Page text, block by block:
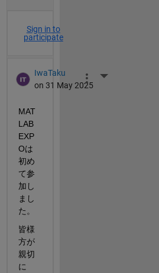
Sign in to
participate
IwaTaku
on 31 May 2025
More Actions
MAT
LAB
EXP
Oは
初め
て参
加し
まし
た。
皆様
方が
親切
に